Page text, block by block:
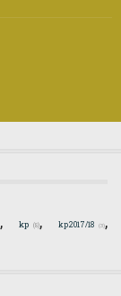
, kp (8),kp2017/18 (3),